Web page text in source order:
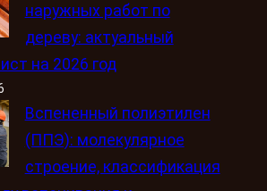
наружных работ по
дереву: актуальный
на 2026 год
Вспененный полиэтилен
(ППЭ): молекулярное
строение, классификация